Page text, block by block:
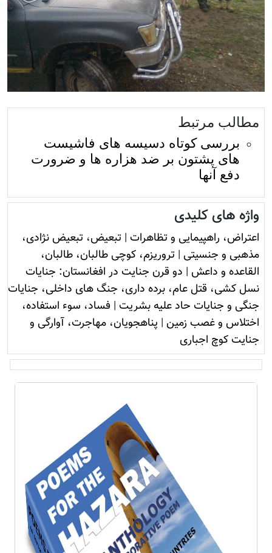
مطالب مرتبط
بررسی کوتاه دسیسه های فاشیست
های پشتون بر ضد هزاره ها و ضرورت
دفع آنها
واژه های کلیدی
اعتراض، راهپیمایی و تظاهرات | تبعیض، تبعیض نژادی،
مذهبی و جنسیتی | تروريزم، کوچی طالبان، طالبان،
القاعده و داعش | دو قرن جنایت در افغانستان: جنایات
نسل کشی، قتل عام، برده داری، جنگ های داخلی، جنایات
جنگی و جنایات حاد علیه بشریت | فساد، سوء استفاده،
اختلاس و غصب زمين | پناهجویان، مهاجرت، آوارگی و
جنایت کوچ اجباری